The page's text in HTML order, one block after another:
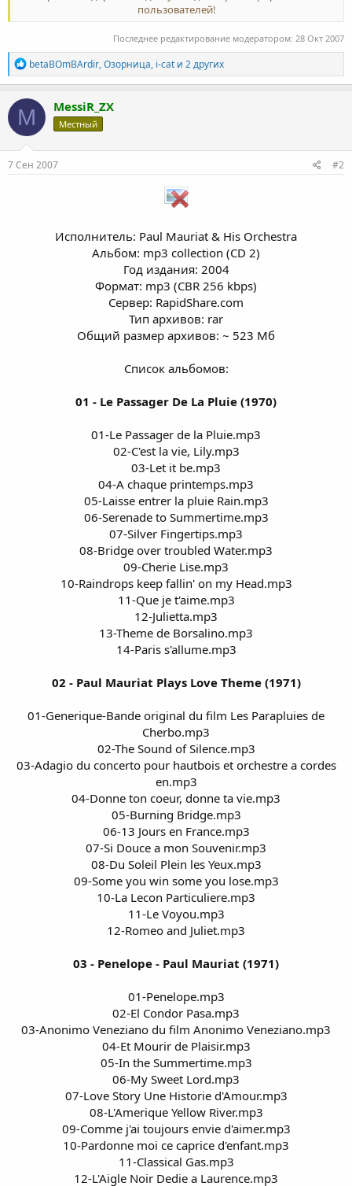
пользователей!
Последнее редактирование модератором: 28 Окт 2007
Р
е
а
к
ц
и
и
:
betaBOmBArdir,Озорница, i-cat и 2 других
M MessiR_ZX
Местный
7 Сен 2007 #2
Исполнитель: Paul Mauriat & His Orchestra
Альбом: mp3 collection (CD 2)
Год издания: 2004
Формат: mp3 (CBR 256 kbps)
Сервер: RapidShare.com
Тип архивов: rar
Общий размер архивов: ~ 523 Мб
Список альбомов:
01 - Le Passager De La Pluie (1970)
01-Le Passager de la Pluie.mp3
02-C'est la vie, Lily.mp3
03-Let it be.mp3
04-A chaque printemps.mp3
05-Laisse entrer la pluie Rain.mp3
06-Serenade to Summertime.mp3
07-Silver Fingertips.mp3
08-Bridge over troubled Water.mp3
09-Cherie Lise.mp3
10-Raindrops keep fallin' on my Head.mp3
11-Que je t'aime.mp3
12-Julietta.mp3
13-Theme de Borsalino.mp3
14-Paris s'allume.mp3
02 - Paul Mauriat Plays Love Theme (1971)
01-Generique-Bande original du film Les Parapluies de
Cherbo.mp3
02-The Sound of Silence.mp3
03-Adagio du concerto pour hautbois et orchestre a cordes
en.mp3
04-Donne ton coeur, donne ta vie.mp3
05-Burning Bridge.mp3
06-13 Jours en France.mp3
07-Si Douce a mon Souvenir.mp3
08-Du Soleil Plein les Yeux.mp3
09-Some you win some you lose.mp3
10-La Lecon Particuliere.mp3
11-Le Voyou.mp3
12-Romeo and Juliet.mp3
03 - Penelope - Paul Mauriat (1971)
01-Penelope.mp3
02-El Condor Pasa.mp3
03-Anonimo Veneziano du film Anonimo Veneziano.mp3
04-Et Mourir de Plaisir.mp3
05-In the Summertime.mp3
06-My Sweet Lord.mp3
07-Love Story Une Historie d'Amour.mp3
08-L'Amerique Yellow River.mp3
09-Comme j'ai toujours envie d'aimer.mp3
10-Pardonne moi ce caprice d'enfant.mp3
11-Classical Gas.mp3
12-L'Aigle Noir Dedie a Laurence.mp3